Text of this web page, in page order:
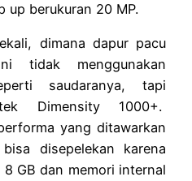
up berukuran 20 MP.
dimana dapur pacu
tidak menggunakan
saudaranya, tapi
Dimensity 1000+.
yang ditawarkan
disepelekan karena
GB dan memori internal